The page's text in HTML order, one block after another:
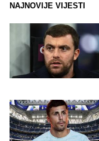
NAJNOVIJE VIJESTI